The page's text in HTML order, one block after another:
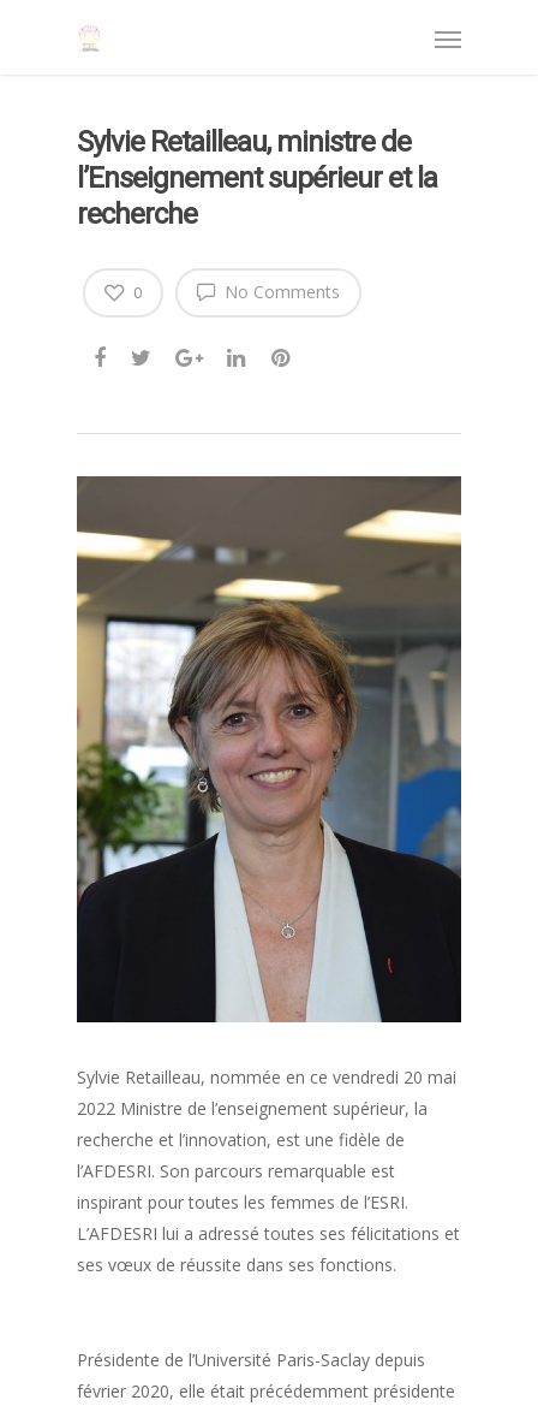
Sylvie Retailleau, ministre de
l’Enseignement supérieur et la
recherche
No Comments
0
Sylvie Retailleau, nommée en ce vendredi 20 mai
2022 Ministre de l’enseignement supérieur, la
recherche et l’innovation, est une fidèle de
l’AFDESRI. Son parcours remarquable est
inspirant pour toutes les femmes de l’ESRI.
L’AFDESRI lui a adressé toutes ses félicitations et
ses vœux de réussite dans ses fonctions.
Présidente de l’Université Paris-Saclay depuis
février 2020, elle était précédemment présidente